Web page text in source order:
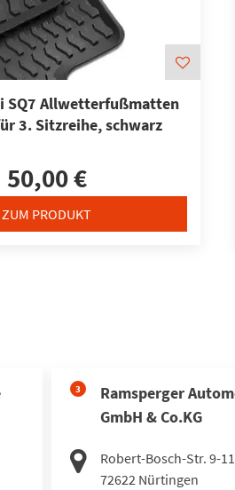
SQ7 Allwetterfußmatten
3. Sitzreihe, schwarz
50,00 €
ZUM PRODUKT
3
Ramsperger
GmbH & Co.KG
Robert-Bosch-Str. 9-11
72622 Nürtingen